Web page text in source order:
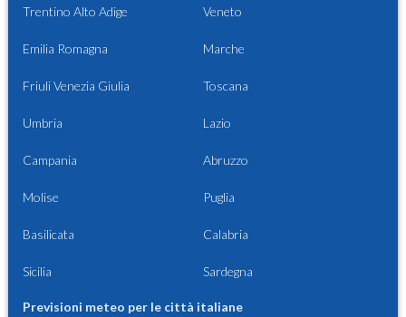
Trentino Alto Adige Veneto
Emilia Romagna Marche
Friuli Venezia Giulia Toscana
Umbria Lazio
Campania Abruzzo
Molise Puglia
Basilicata Calabria
Sicilia Sardegna
Previsioni meteo per le città italiane